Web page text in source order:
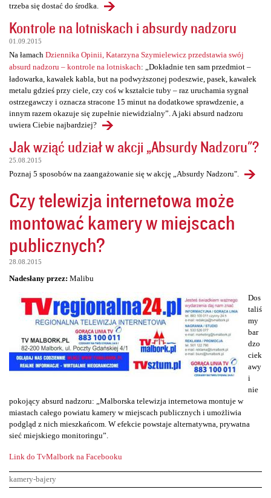
trzeba się dostać do środka.
Kontrole na lotniskach i absurdy nadzoru
01.09.2015
Na łamach Dziennika Opinii, Katarzyna Szymielewicz przedstawia swój
absurd nadzoru – kontrole na lotniskach: „Dokładnie ten sam przedmiot –
ładowarka, kawałek kabla, but na podwyższonej podeszwie, pasek, kawałek
metalu gdzieś przy ciele, czy coś w kształcie tuby – raz uruchamia sygnał
ostrzegawczy i oznacza stracone 15 minut na dodatkowe sprawdzenie, a
innym razem okazuje się zupełnie niewidzialny”. A jaki absurd nadzoru
uwiera Ciebie najbardziej?
Jak wziąć udział w akcji „Absurdy Nadzoru"?
25.08.2015
Poznaj 5 sposobów na zaangażowanie się w akcję „Absurdy Nadzoru".
Czy telewizja internetowa może
montować kamery w miejscach
publicznych?
28.08.2015
Nadesłany przez: Malibu
Dos
taliś
my
bar
dzo
ciek
awy
i
nie
pokojący absurd nadzoru: „Malborska telewizja internetowa montuje w
miastach całego powiatu kamery w miejscach publicznych i umożliwia
podgląd z nich mieszkańcom. W efekcie powstaje alternatywna, prywatna
sieć miejskiego monitoringu”.
Link do TvMalbork na Facebooku
kamery-bajery